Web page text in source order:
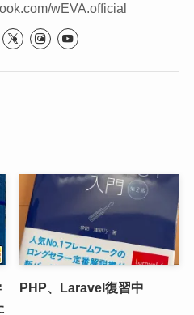
wEVA.official
PHP、Laravel復習中